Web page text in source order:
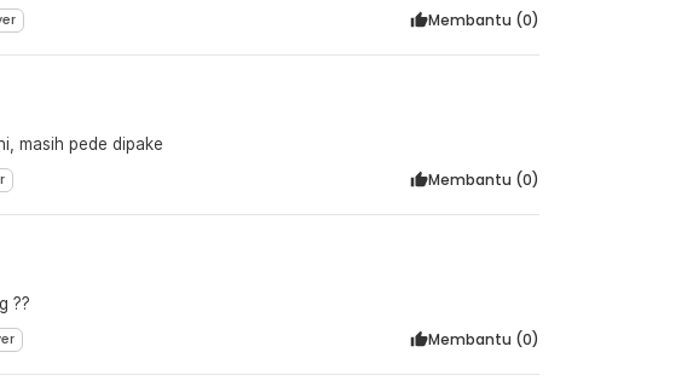
dan higienis.
pembelian produk ini:
Road Bike Ultralight Bicycle Helmet 18 Air Vent - X40
Membantu (0)
masih pede dipake
Membantu (0)
??
Membantu (0)